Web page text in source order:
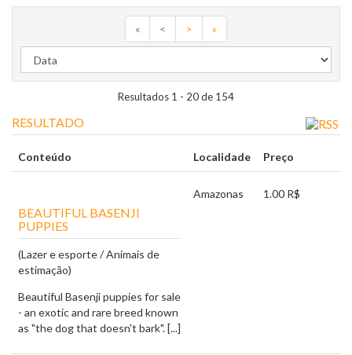
« < > »
Resultados 1 - 20 de 154
RESULTADO
Conteúdo Localidade Preço
BEAUTIFUL BASENJI
PUPPIES
(Lazer e esporte / Animais de
estimação)
Beautiful Basenji puppies for sale
- an exotic and rare breed known
as "the dog that doesn't bark". [...]
Amazonas 1.00 R$